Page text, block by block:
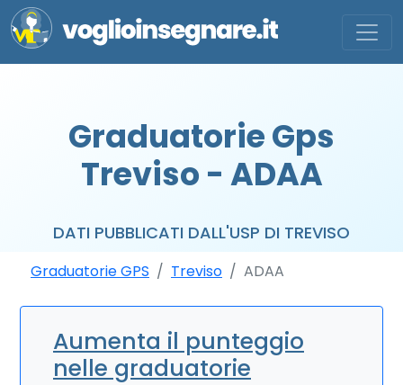
Graduatorie Gps
Treviso - ADAA
DATI PUBBLICATI DALL'USP DI TREVISO
Graduatorie GPS Treviso ADAA
Aumenta il punteggio
nelle graduatorie